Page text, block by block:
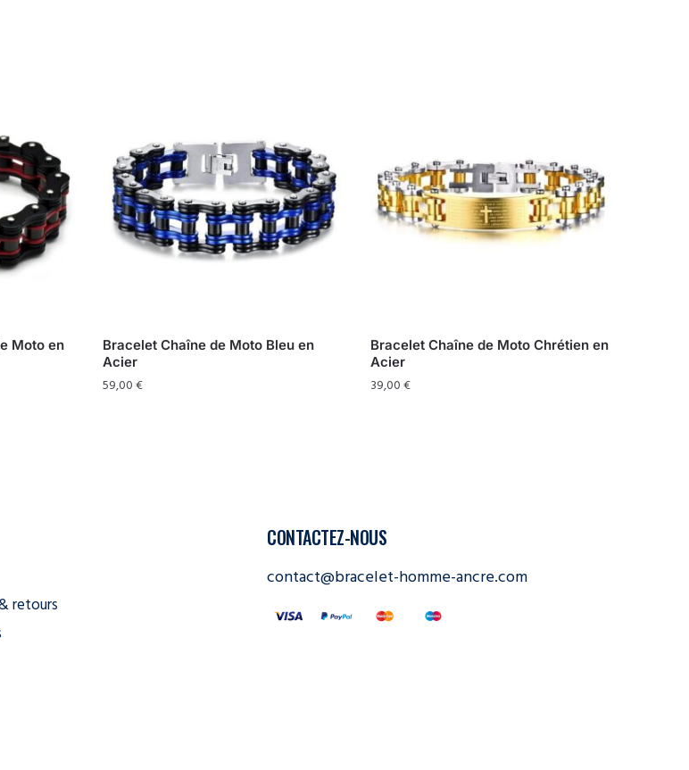
Moto en
Bracelet Chaîne de Moto Bleu en
Acier
59,00€
Bracelet Chaîne de Moto Chrétien en
Acier
39,00€
retours
CONTACTEZ-NOUS
contact@bracelet-homme-ancre.com